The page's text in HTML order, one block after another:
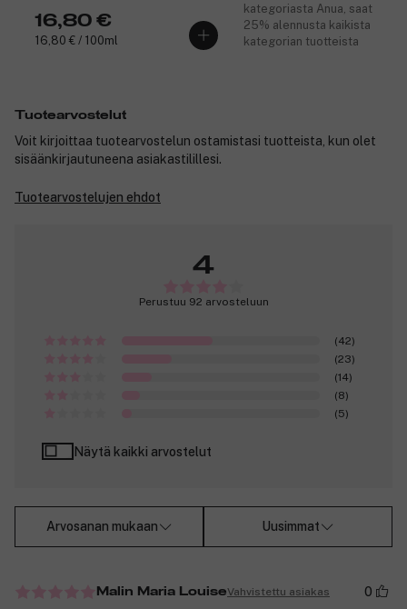
16,80 €
16,80 € / 100ml
kategoriasta Anua, saat
25% alennusta kaikista
kategorian tuotteista
Tuotearvostelut
Voit kirjoittaa tuotearvostelun ostamistasi tuotteista, kun olet
sisäänkirjautuneena asiakastilillesi.
Tuotearvostelujen ehdot
4
Perustuu 92 arvosteluun
(42)
(23)
(14)
(8)
(5)
Näytä kaikki arvostelut
Arvosanan mukaan Uusimmat
Malin Maria LouiseVahvistettu asiakas 0